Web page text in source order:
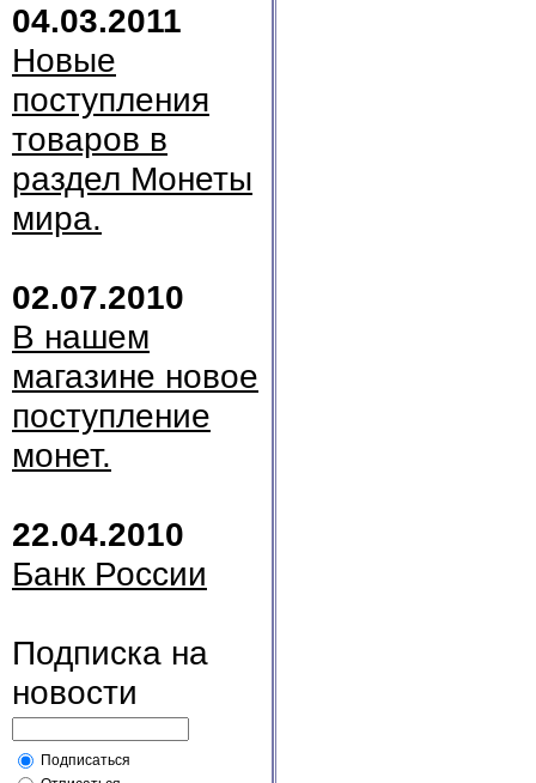
04.03.2011
Новые
поступления
товаров в
раздел Монеты
мира.
02.07.2010
В нашем
магазине новое
поступление
монет.
22.04.2010
Банк России
Подписка на
новости
Подписаться